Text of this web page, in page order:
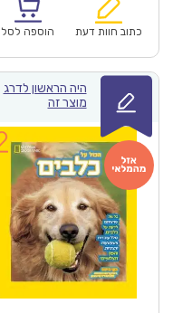
₪78.00.
כתוב חוות דעת הוספה לסל
₪54.90.
היה הראשון לדרג
מוצר זה